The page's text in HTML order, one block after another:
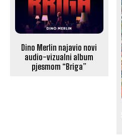
Dino Merlin najavio novi
audio-vizualni album
pjesmom “Briga”